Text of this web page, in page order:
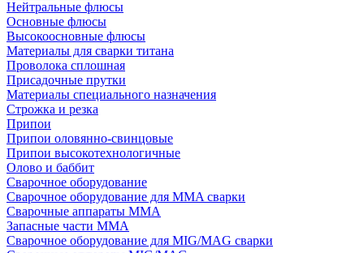
Нейтральные флюсы
Основные флюсы
Высокоосновные флюсы
Материалы для сварки титана
Проволока сплошная
Присадочные прутки
Материалы специального назначения
Строжка и резка
Припои
Припои оловянно-свинцовые
Припои высокотехнологичные
Олово и баббит
Сварочное оборудование
Сварочное оборудование для MMA сварки
Сварочные аппараты MMA
Запасные части MMA
Сварочное оборудование для MIG/MAG сварки